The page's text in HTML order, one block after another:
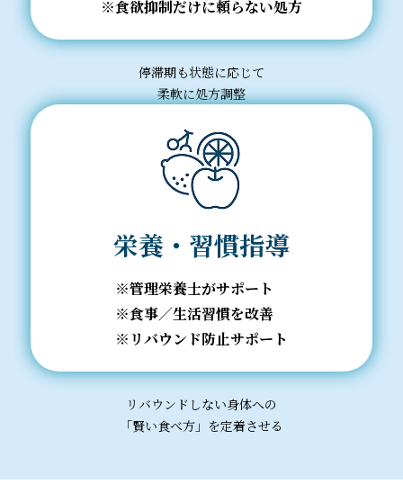
食欲抑制だけに頼らない処方
停滞期も状態に応じて
柔軟に処方調整
栄養・習慣指導
管理栄養士がサポート
食事／生活習慣を改善
リバウンド防止サポート
リバウンドしない身体への
「賢い食べ方」を定着させる